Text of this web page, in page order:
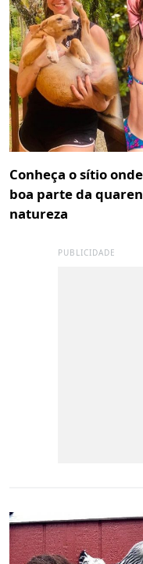
Conheça o sítio
boa parte da
natureza
PUBLICIDADE